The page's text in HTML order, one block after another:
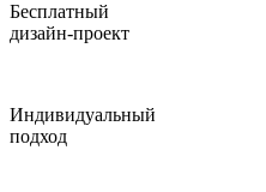
Бесплатный
дизайн-проект
Индивидуальный
подход